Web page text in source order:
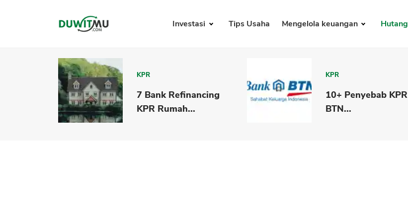
Investasi Tips Usaha Mengelola keuangan Hutang
KPR
7 Bank Refinancing
KPR Rumah...
KPR
10+ Penyebab KPR
BTN...